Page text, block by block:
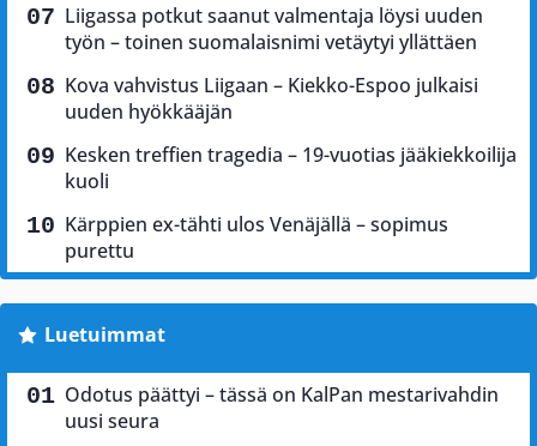
Liigassa potkut saanut valmentaja löysi uuden
työn – toinen suomalaisnimi vetäytyi yllättäen
Kova vahvistus Liigaan – Kiekko-Espoo julkaisi
uuden hyökkääjän
Kesken treffien tragedia – 19-vuotias jääkiekkoilija
kuoli
Kärppien ex-tähti ulos Venäjällä – sopimus
purettu
Luetuimmat
Odotus päättyi – tässä on KalPan mestarivahdin
uusi seura